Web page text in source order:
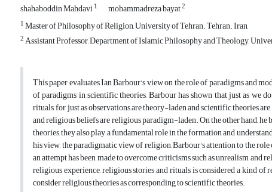
shahaboddin Mahdavi1 mohammadreza bayat2
1Master of Philosophy of Religion, University of Tehran. Tehran. Iran,
2Assistant Professor, Department of Islamic Philosophy and Theology,
This paper evaluates Ian Barbour's view on the role of paradigms and
of paradigms in scientific theories, Barbour has shown that just as we
rituals, for, just as observations are theory-laden and scientific theories
and religious beliefs are religious paradigm-laden. On the other hand,
theories, they also play a fundamental role in the formation and
his view, the paradigmatic view of religion, Barbour's attention to the
an attempt has been made to overcome criticisms such as unrealism
religious experience, religious stories and rituals is considered a kind
consider religious theories as corresponding to scientific theories.